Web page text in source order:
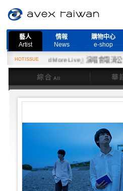
藝人
Artist
情報
News
購物中心
e-shop
HOTISSUE
Need More Live』演唱會取消公告
綜合